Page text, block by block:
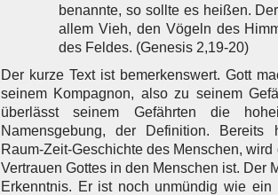
benannte, so sollte es heißen.
allem Vieh, den Vögeln des
des Feldes. (Genesis 2,19-20)
Der kurze Text ist bemerkenswert. Gott
seinem Kompagnon, also zu seinem
überlässt seinem Gefährten die
Namensgebung, der Definition.
Raum-Zeit-Geschichte des Menschen,
Vertrauen Gottes in den Menschen ist. Der
Erkenntnis. Er ist noch unmündig wie